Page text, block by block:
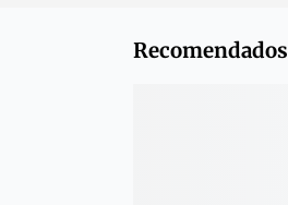
Recomendados